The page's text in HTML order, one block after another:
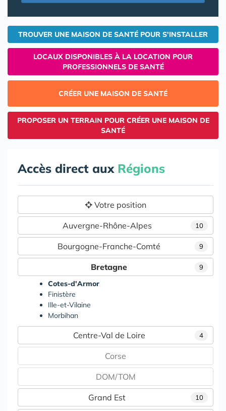
TROUVER UNE MAISON DE SANTÉ POUR S'INSTALLER
LOCAUX DISPONIBLES À LA LOCATION POUR
PROFESSIONNELS DE SANTÉ
CRÉER UNE MAISON DE SANTÉ
PROPOSER UN TERRAIN POUR CRÉER UNE MAISON DE
SANTÉ
Accès direct aux Régions
Votre position
10
Auvergne-Rhône-Alpes
9
Bourgogne-Franche-Comté
9
Bretagne
Cotes-d'Armor
Finistère
Ille-et-Vilaine
Morbihan
4
Centre-Val de Loire
Corse
DOM/TOM
10
Grand Est